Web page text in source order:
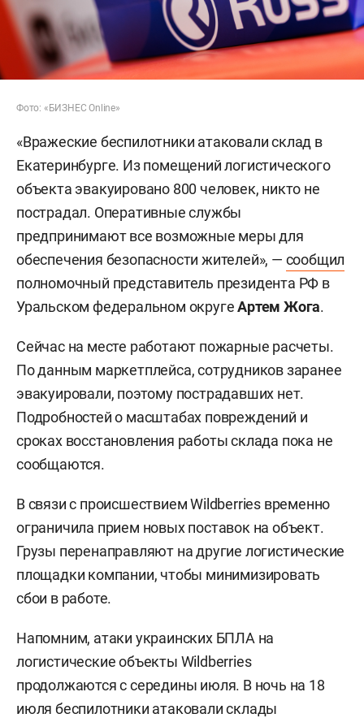
Фото: «БИЗНЕС Online»
«Вражеские беспилотники атаковали склад в
Екатеринбурге. Из помещений логистического
объекта эвакуировано 800 человек, никто не
пострадал. Оперативные службы
предпринимают все возможные меры для
обеспечения безопасности жителей», — сообщил
полномочный представитель президента РФ в
Уральском федеральном округеАртем Жога.
Сейчас на месте работают пожарные расчеты.
По данным маркетплейса, сотрудников заранее
эвакуировали, поэтому пострадавших нет.
Подробностей о масштабах повреждений и
сроках восстановления работы склада пока не
сообщаются.
В связи с происшествием Wildberries временно
ограничила прием новых поставок на объект.
Грузы перенаправляют на другие логистические
площадки компании, чтобы минимизировать
сбои в работе.
Напомним, атаки украинских БПЛА на
логистические объекты Wildberries
продолжаются с середины июля. В ночь на 18
июля беспилотники атаковалисклады